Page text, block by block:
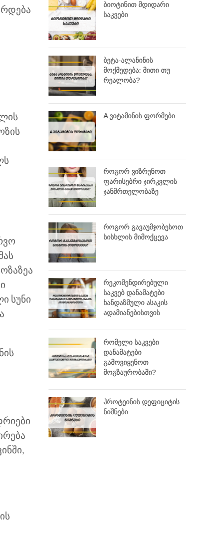
სუნი
ბიოტინით მდიდარი
საკვები
ბეტა-ალანინის
მოქმედება: მითი თუ
რეალობა?
A ვიტამინის ფორმები
როგორ ვიზრუნოთ
ფარისებრი ჯირკვლის
ჯანმრთელობაზე
როგორ გავაუმჯობესოთ
სისხლის მიმოქცევა
რეკომენდირებული
საკვებ დანამატები
ხანდაზმული ასაკის
ადამიანებისთვის
რომელი საკვები
დანამატები
გამოვიყენოთ
მოგზაურობაში?
პროტეინის დეფიციტის
ნიშნები